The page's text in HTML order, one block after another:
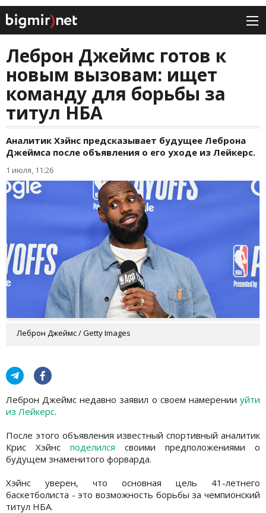
Леброн Джеймс готов к
новым вызовам: ищет
команду для борьбы за
титул НБА
Аналитик Хэйнс предсказывает будущее Леброна
Джеймса после объявления о его уходе из Лейкерс.
1 июля, 11:26
Леброн Джеймс / Getty Images
Леброн Джеймс недавно заявил о своем намерении уйти
из Лейкерс.
После этого объявления известный спортивный аналитик
Крис Хэйнс поделился своими предположениями о
будущем знаменитого форварда.
Хэйнс уверен, что основная цель 41-летнего
баскетболиста - это возможность борьбы за чемпионский
титул НБА.